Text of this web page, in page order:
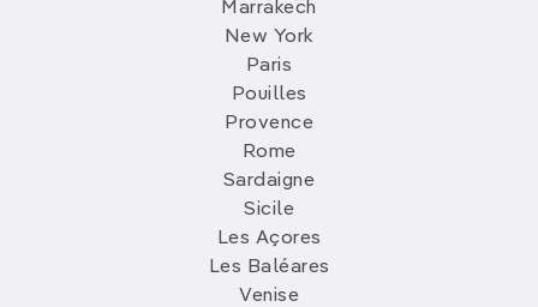
Marrakech
New York
Paris
Pouilles
Provence
Rome
Sardaigne
Sicile
Les Açores
Les Baléares
Venise